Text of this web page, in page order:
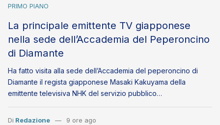
PRIMO PIANO
La principale emittente TV giapponese
nella sede dell’Accademia del Peperoncino
di Diamante
Ha fatto visita alla sede dell’Accademia del peperoncino di
Diamante il regista giapponese Masaki Kakuyama della
emittente televisiva NHK del servizio pubblico…
Di Redazione 9 ore ago